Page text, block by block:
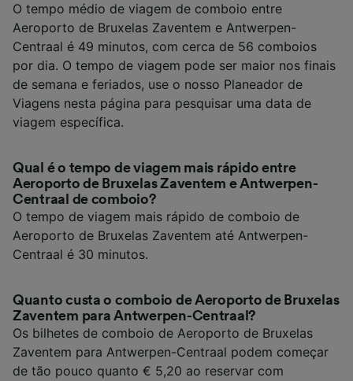
O tempo médio de viagem de comboio entre
Aeroporto de Bruxelas Zaventem e Antwerpen-
Centraal é 49 minutos, com cerca de 56 comboios
por dia. O tempo de viagem pode ser maior nos finais
de semana e feriados, use o nosso Planeador de
Viagens nesta página para pesquisar uma data de
viagem específica.
Qual é o tempo de viagem mais rápido entre
Aeroporto de Bruxelas Zaventem e Antwerpen-
Centraal de comboio?
O tempo de viagem mais rápido de comboio de
Aeroporto de Bruxelas Zaventem até Antwerpen-
Centraal é 30 minutos.
Quanto custa o comboio de Aeroporto de Bruxelas
Zaventem para Antwerpen-Centraal?
Os bilhetes de comboio de Aeroporto de Bruxelas
Zaventem para Antwerpen-Centraal podem começar
de tão pouco quanto € 5,20 ao reservar com